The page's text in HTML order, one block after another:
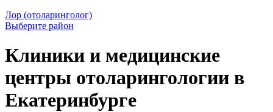
Лор (отоларинголог)
Выберите район
Клиники и медицинские
центры отоларингологии в
Екатеринбурге